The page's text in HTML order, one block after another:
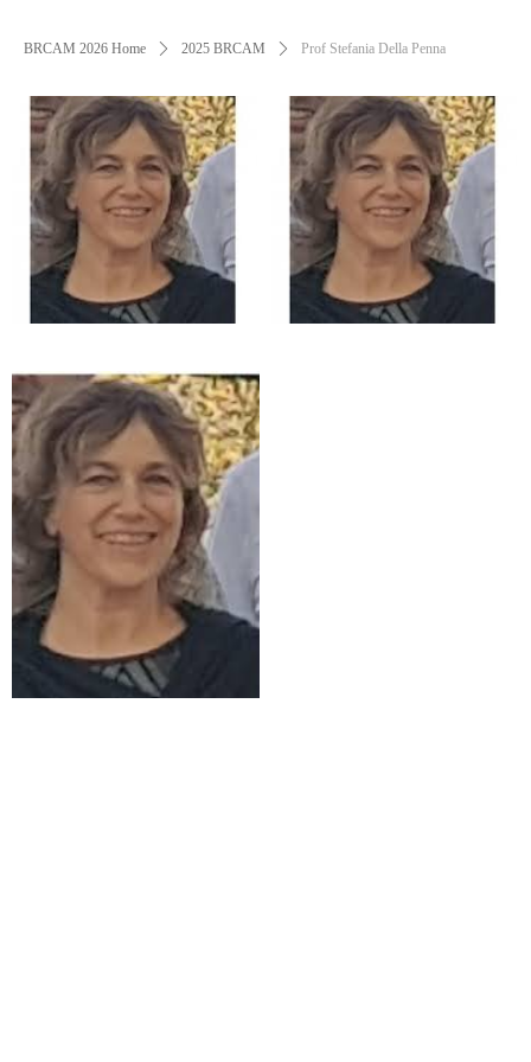
BRCAM 2026 Home ꄲ 2025 BRCAM ꄲ Prof Stefania Della Penna